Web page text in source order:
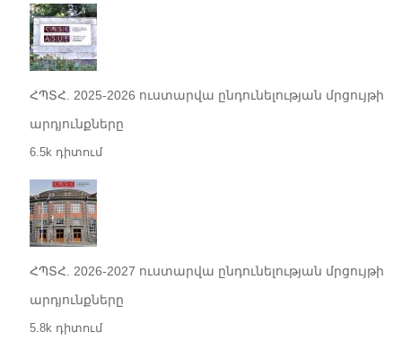
ՀՊՏՀ. 2025-2026 ուստարվա ընդունելության մրցույթի
արդյունքները
6.5k դիտում
ՀՊՏՀ. 2026-2027 ուստարվա ընդունելության մրցույթի
արդյունքները
5.8k դիտում